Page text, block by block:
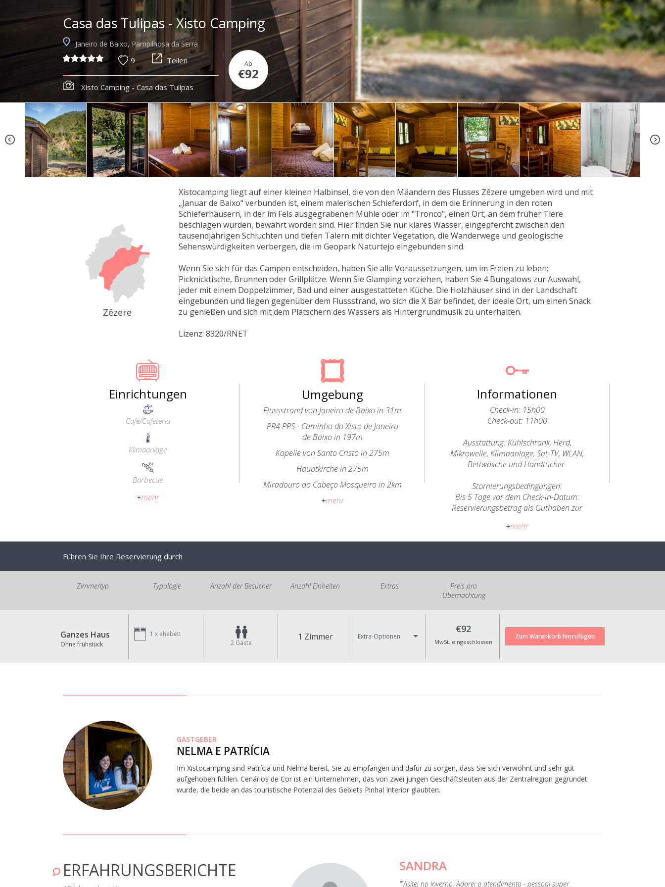
+9
Casa das Tulipas - Xisto Camping
Janeiro de Baixo, Pampilhosa da Serra
9 Teilen Ab
€92
Xisto Camping - Casa das Tulipas
Zêzere
Xistocamping liegt auf einer kleinen Halbinsel, die von den Mäandern des Flusses Zêzere umgeben wird und mit
„Januar de Baixo“ verbunden ist, einem malerischen Schieferdorf, in dem die Erinnerung in den roten
Schieferhäusern, in der im Fels ausgegrabenen Mühle oder im "Tronco", einen Ort, an dem früher Tiere
beschlagen wurden, bewahrt worden sind. Hier finden Sie nur klares Wasser, eingepfercht zwischen den
tausendjährigen Schluchten und tiefen Tälern mit dichter Vegetation, die Wanderwege und geologische
Sehenswürdigkeiten verbergen, die im Geopark Naturtejo eingebunden sind.
Wenn Sie sich für das Campen entscheiden, haben Sie alle Voraussetzungen, um im Freien zu leben:
Picknicktische, Brunnen oder Grillplätze. Wenn Sie Glamping vorziehen, haben Sie 4 Bungalows zur Auswahl,
jeder mit einem Doppelzimmer, Bad und einer ausgestatteten Küche. Die Holzhäuser sind in der Landschaft
eingebunden und liegen gegenüber dem Flussstrand, wo sich die X Bar befindet, der ideale Ort, um einen Snack
zu genießen und sich mit dem Plätschern des Wassers als Hintergrundmusik zu unterhalten.
Lizenz: 8320/RNET
Einrichtungen
Café/Cafeteria
Klimaanlage
Barbecue
+mehr
Umgebung
Flussstrand von Janeiro de Baixo in 31m
PR4 PPS - Caminho do Xisto de Janeiro
de Baixo in 197m
Kapelle von Santo Cristo in 275m
Hauptkirche in 275m
Miradouro do Cabeço Mosqueiro in 2km
+mehr
Informationen
Check-in: 15h00
Check-out: 11h00
Ausstattung: Kühlschrank, Herd,
Mikrowelle, Klimaanlage, Sat-TV, WLAN,
Bettwäsche und Handtücher.
Stornierungsbedingungen:
Bis 5 Tage vor dem Check-in-Datum:
Reservierungsbetrag als Guthaben zur
von bis zu 6 Monaten;
Weniger als 5 Tage ab dem Check-in-
Alle angegebenen Preise enthalten die
gesetzliche Mehrwertsteuer.
+mehr
Führen Sie Ihre Reservierung durch
Zimmertyp Typologie Anzahl der Besucher Anzahl Einheiten Extras
Preis pro
Übernachtung
Ganzes Haus
Ohne frühstück
1 x ehebett
2 Gäste
1 Zimmer Extra-Optionen
€92
MwSt. eingeschlossen
GASTGEBER
NELMA E PATRÍCIA
Im Xistocamping sind Patrícia und Nelma bereit, Sie zu empfangen und dafür zu sorgen, dass Sie sich verwöhnt und sehr gut
aufgehoben fühlen. Cenários de Cor ist ein Unternehmen, das von zwei jungen Geschäftsleuten aus der Zentralregion gegründet
wurde, die beide an das touristische Potenzial des Gebiets Pinhal Interior glaubten.
ERFAHRUNGSBERICHTE
VERA
"Ich wurde sehr gut aufgenommen. Ich liebte den Ort. Sehr
SANDRA
"Visitei no Inverno. Adorei o atendimento - pessoal super